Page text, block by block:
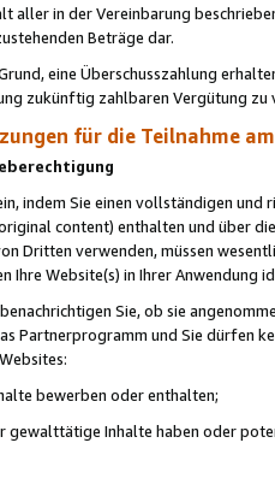
aller in der Vereinbarung
Beträge dar.
eine Überschusszahlung
zukünftig zahlbaren Vergütung zu
für die Teilnahme
indem Sie einen vollständigen
content) enthalten und über
Dritten verwenden, müssen
Ihre Website(s) in Ihrer Anwendung
Sie, ob sie
Partnerprogramm und Sie dürfen
bewerben oder enthalten;
gewalttätige Inhalte haben oder